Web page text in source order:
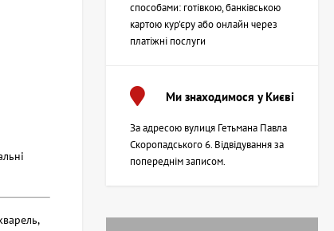
способами: готівкою, банківською
картою кур'єру або онлайн через
платіжні послуги
Ми знаходимося у Києві
За адресою вулиця Гетьмана Павла
Скоропадського 6. Відвідування за
попереднім записом.